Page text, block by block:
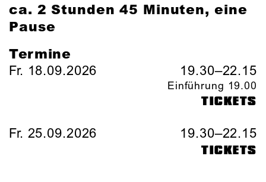
ca. 2 Stunden 45 Minuten, eine
Pause
Termine
Fr. 18.09.2026 19.30–22.15
Einführung 19.00
TICKETS
Fr. 25.09.2026 19.30–22.15
TICKETS